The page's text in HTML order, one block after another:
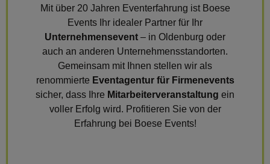
Mit über 20 Jahren Eventerfahrung ist Boese
Events Ihr idealer Partner für Ihr
Unternehmensevent – in Oldenburg oder
auch an anderen Unternehmensstandorten.
Gemeinsam mit Ihnen stellen wir als
renommierte Eventagentur für Firmenevents
sicher, dass Ihre Mitarbeiterveranstaltung ein
voller Erfolg wird. Profitieren Sie von der
Erfahrung bei Boese Events!